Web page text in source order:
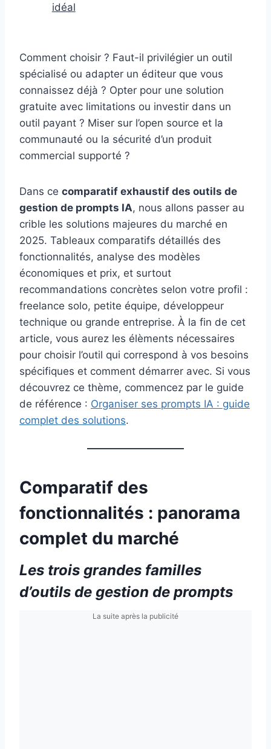
idéal
Comment choisir ? Faut-il privilégier un outil
spécialisé ou adapter un éditeur que vous
connaissez déjà ? Opter pour une solution
gratuite avec limitations ou investir dans un
outil payant ? Miser sur l’open source et la
communauté ou la sécurité d’un produit
commercial supporté ?
Dans ce comparatif exhaustif des outils de
gestion de prompts IA, nous allons passer au
crible les solutions majeures du marché en
2025. Tableaux comparatifs détaillés des
fonctionnalités, analyse des modèles
économiques et prix, et surtout
recommandations concrètes selon votre profil :
freelance solo, petite équipe, développeur
technique ou grande entreprise. À la fin de cet
article, vous aurez les élèments nécessaires
pour choisir l’outil qui correspond à vos besoins
spécifiques et comment démarrer avec. Si vous
découvrez ce thème, commencez par le guide
de référence : Organiser ses prompts IA : guide
complet des solutions.
Comparatif des
fonctionnalités : panorama
complet du marché
Les trois grandes familles
d’outils de gestion de prompts
La suite après la publicité